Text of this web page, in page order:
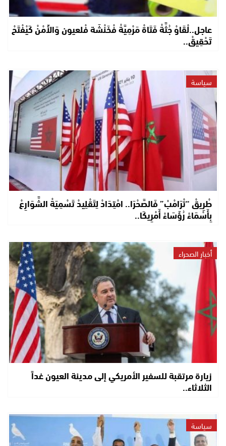
عاجل..لْقَاوْ جُثَّةْ فَتَاةْ مَرْمِيَّةْ فْخَنْشَة فْلعيون وَالأَمْنْ كَيْفْتَحْ
تَحْقِيقْ..
سياسة
طْرِيقْ “تْرَامْبْ” فَالصَّحْرَا.. امْتِدَادْ لِتَقْلِيدْ تَسْمِيَةْ الشَّوَارِعْ
بِأَسْمَاءْ رُؤَسَاءْ أَمْرِيكَا..
أخبار الصحراء
زيارة مرتقبة للسفير الأمريكي إلى مدينة العيون غداً
الثلاثاء..
سياسة